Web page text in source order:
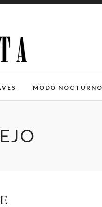
MODO NOCTURNO